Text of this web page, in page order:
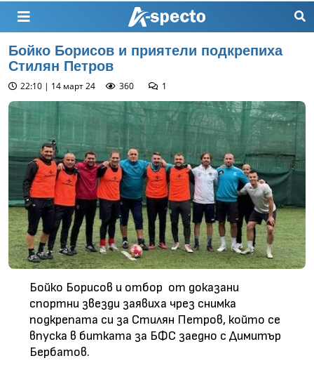
Бойко Борисов и приятели подкрепиха
Стилян Петров
22:10 | 14 март 24 360 1
Бойко Борисов и отбор от доказани
спортни звезди заявиха чрез снимка
подкрепата си за Стилян Петров, който се
впуска в битката за БФС заедно с Димитър
Бербатов.